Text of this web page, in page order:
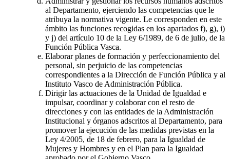
al Departamento, ejerciendo las competencias que le
atribuya la normativa vigente. Le corresponden en este
ámbito las funciones recogidas en los apartados f), g), i)
y j) del artículo 10 de la Ley 6/1989, de 6 de julio, de la
Función Pública Vasca.
Elaborar planes de formación y perfeccionamiento del
personal, sin perjuicio de las competencias
correspondientes a la Dirección de Función Pública y al
Instituto Vasco de Administración Pública.
Dirigir las actuaciones de la Unidad de Igualdad e
impulsar, coordinar y colaborar con el resto de
direcciones y con las entidades de la Administración
Institucional y órganos adscritos al Departamento, para
promover la ejecución de las medidas previstas en la
Ley 4/2005, de 18 de febrero, para la Igualdad de
Mujeres y Hombres y en el Plan para la Igualdad